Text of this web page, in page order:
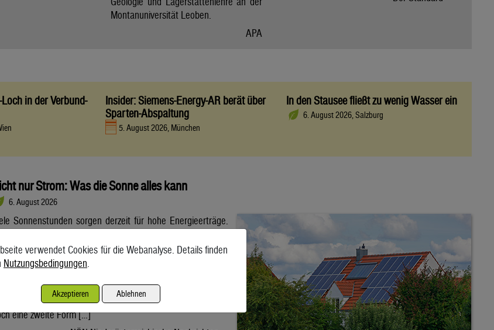
Montanuniversität Leoben.
APA
in der Verbund-
Insider: Siemens-Energy-AR berät über
Sparten-Abspaltung
5. August 2026, München
In den Stausee fließt zu wenig Wasser ein
6. August 2026, Salzburg
nur Strom: Was die Sonne alles kann
6. August 2026
Sonnenstunden sorgen derzeit für hohe Energieerträge.
entlastet das Energiesystem. Dennoch steht sie
im Schatten der Photovoltaik. Die Hitzewelle der
Während dabei meist über die hohen Stromerträge
Photovoltaikanlagen gesprochen wird, liefert die Sonne
eine zweite Form […]
verwendet Cookies für die Webanalyse. Details finden
Nutzungsbedingungen
Akzeptieren Ablehnen